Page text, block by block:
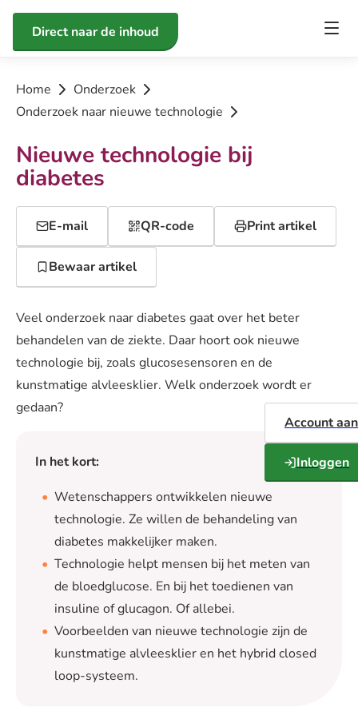
Direct naar de inhoud
Account
Inloggen
Home
Onderzoek
Onderzoek naar nieuwe technologie
Nieuwe technologie bij
diabetes
E-mail QR-code Print artikel
Bewaar artikel
Veel onderzoek naar diabetes gaat over het beter
behandelen van de ziekte. Daar hoort ook nieuwe
technologie bij, zoals glucosesensoren en de
kunstmatige alvleesklier. Welk onderzoek wordt er
gedaan?
In het kort:
Wetenschappers ontwikkelen nieuwe
technologie. Ze willen de behandeling van
diabetes makkelijker maken.
Technologie helpt mensen bij het meten van
de bloedglucose. En bij het toedienen van
insuline of glucagon. Of allebei.
Voorbeelden van nieuwe technologie zijn de
kunstmatige alvleesklier en het hybrid closed
loop-systeem.